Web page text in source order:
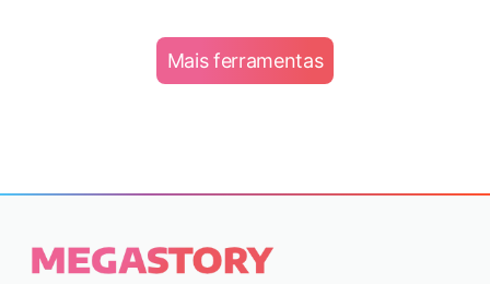
Mais ferramentas